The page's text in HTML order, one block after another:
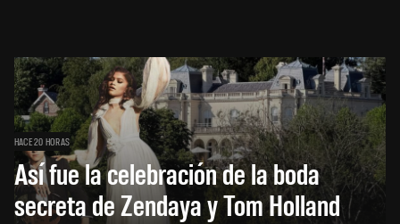
HACE 20 HORAS
Así fue la celebración de la boda
secreta de Zendaya y Tom Holland